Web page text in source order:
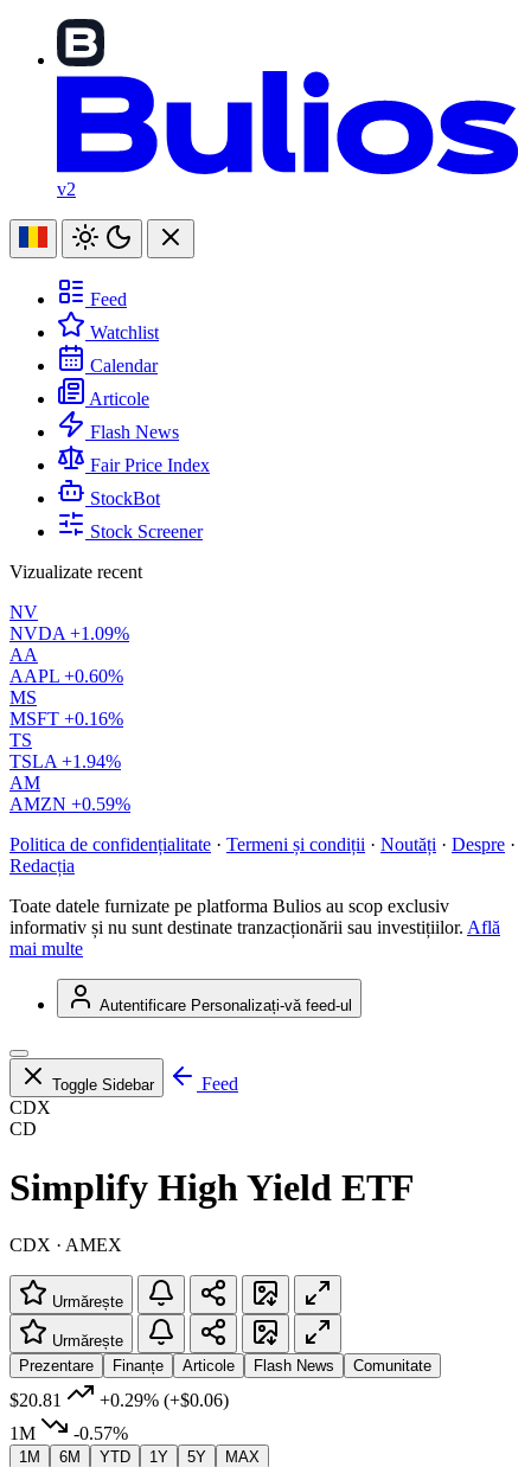
v2
Feed
Watchlist
Calendar
Articole
Flash News
Fair Price Index
StockBot
Stock Screener
Vizualizate recent
NV
NVDA +1.09%
AA
AAPL +0.60%
MS
MSFT +0.16%
TS
TSLA +1.94%
AM
AMZN +0.59%
Politica de confidențialitate · Termeni și condiții · Noutăți · Despre ·
Redacția
Toate datele furnizate pe platforma Bulios au scop exclusiv
informativ și nu sunt destinate tranzacționării sau investițiilor. Află
mai multe
Autentificare Personalizați-vă feed-ul
Toggle Sidebar
Feed
CDX
CD
Simplify High Yield ETF
CDX · AMEX
Urmărește
Urmărește
Prezentare
Finanțe Articole Flash News Comunitate
$20.81 +0.29% (+$0.06)
1M
-0.57%
1M 6M YTD 1Y 5Y MAX